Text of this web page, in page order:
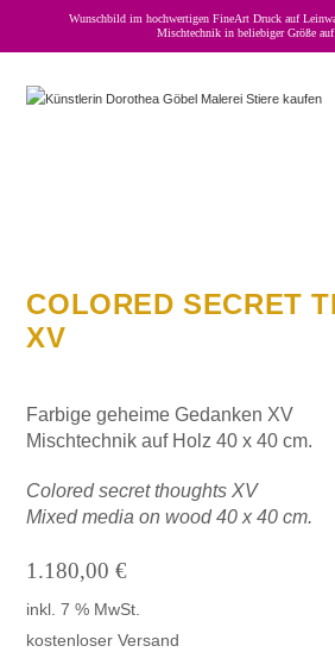
Wunschbild im hochwertigen FineArt Druck auf
Mischtechnik in beliebiger Größe auf
COLORED SECRET
XV
Farbige geheime Gedanken XV
Mischtechnik auf Holz 40 x 40 cm.
Colored secret thoughts XV
Mixed media on wood 40 x 40 cm.
1.180,00€
inkl. 7 % MwSt.
kostenloser Versand